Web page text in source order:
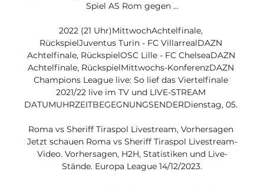
Spiel AS Rom gegen ...
2022 (21 Uhr)MittwochAchtelfinale,
RückspielJuventus Turin - FC VillarrealDAZN
Achtelfinale, RückspielOSC Lille - FC ChelseaDAZN
Achtelfinale, RückspielMittwochs-KonferenzDAZN
Champions League live: So lief das Viertelfinale
2021/22 live im TV und LIVE-STREAM
DATUMUHRZEITBEGEGNUNGSENDERDienstag, 05.
Roma vs Sheriff Tiraspol Livestream, Vorhersagen
Jetzt schauen Roma vs Sheriff Tiraspol Livestream-
Video. Vorhersagen, H2H, Statistiken und Live-
Stände. Europa League 14/12/2023.